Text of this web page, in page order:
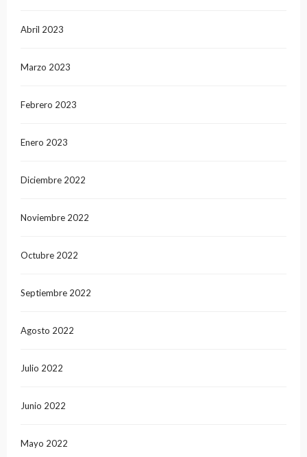
Abril 2023
Marzo 2023
Febrero 2023
Enero 2023
Diciembre 2022
Noviembre 2022
Octubre 2022
Septiembre 2022
Agosto 2022
Julio 2022
Junio 2022
Mayo 2022